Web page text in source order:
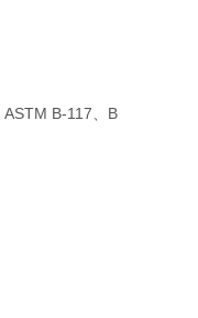
B-117、B